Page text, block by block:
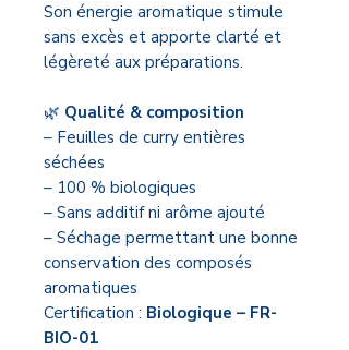
Son énergie aromatique stimule
sans excès et apporte clarté et
légèreté aux préparations.
🌿 Qualité & composition
– Feuilles de curry entières
séchées
– 100 % biologiques
– Sans additif ni arôme ajouté
– Séchage permettant une bonne
conservation des composés
aromatiques
Certification : Biologique – FR-
BIO-01